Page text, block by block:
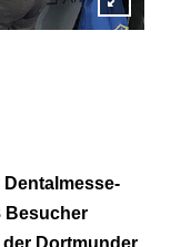
Lightbox
Besucher
Dortmunder